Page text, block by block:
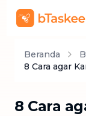
Beranda
8 Cara agar
8 Cara